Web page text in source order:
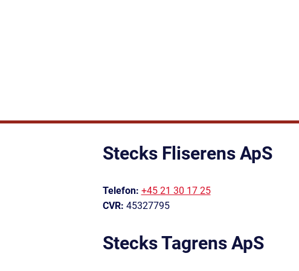
Stecks Fliserens ApS
Telefon: +45 21 30 17 25
CVR: 45327795
Stecks Tagrens ApS